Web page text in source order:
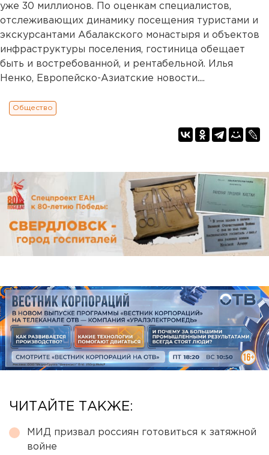
уже 30 миллионов. По оценкам специалистов,
отслеживающих динамику посещения туристами и
экскурсантами Абалакского монастыря и объектов
инфраструктуры поселения, гостиница обещает
быть и востребованной, и рентабельной. Илья
Ненко, Европейско-Азиатские новости....
Общество
ЧИТАЙТЕ ТАКЖЕ:
МИД призвал россиян готовиться к затяжной
войне